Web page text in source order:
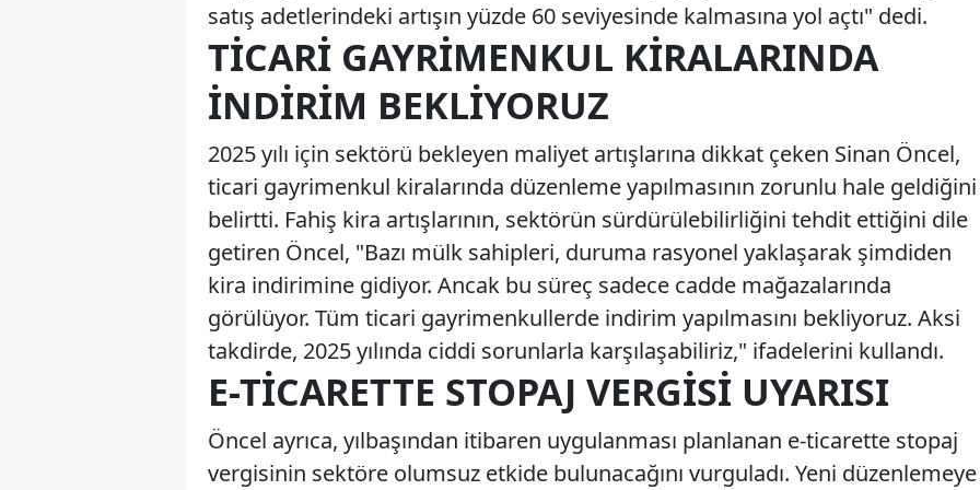
satış adetlerindeki artışın yüzde 60 seviyesinde kalmasına yol açtı" dedi.
TICARI GAYRIMENKUL KIRALARINDA
İNDIRIM BEKLIYORUZ
2025 yılı için sektörü bekleyen maliyet artışlarına dikkat çeken Sinan Öncel,
ticari gayrimenkul kiralarında düzenleme yapılmasının zorunlu hale geldiğini
belirtti. Fahiş kira artışlarının, sektörün sürdürülebilirliğini tehdit ettiğini dile
getiren Öncel, "Bazı mülk sahipleri, duruma rasyonel yaklaşarak şimdiden
kira indirimine gidiyor. Ancak bu süreç sadece cadde mağazalarında
görülüyor. Tüm ticari gayrimenkullerde indirim yapılmasını bekliyoruz. Aksi
takdirde, 2025 yılında ciddi sorunlarla karşılaşabiliriz," ifadelerini kullandı.
E-TICARETTE STOPAJ VERGISI UYARISI
Öncel ayrıca, yılbaşından itibaren uygulanması planlanan e-ticarette stopaj
vergisinin sektöre olumsuz etkide bulunacağını vurguladı. Yeni düzenlemeye